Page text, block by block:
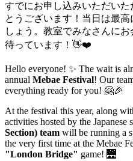
すでにお申し込みいただい
とうございます！当日は最
しょう。教室でみなさんに
待っています！👋❤️
Hello everyone! ✨ The wait is
annual Mebae Festival! Our
everything ready for you! 🤗🎉
At the festival this year, along
activities hosted by the Japanese
Section) team will be running a
the very first time at the Mebae
"London Bridge" game! 🌉